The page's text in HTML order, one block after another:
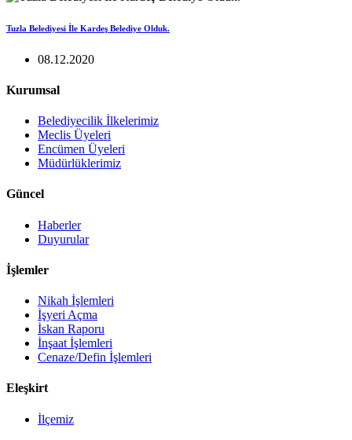
Tuzla Belediyesi İle Kardeş Belediye Olduk.
08.12.2020
Kurumsal
Belediyecilik İlkelerimiz
Meclis Üyeleri
Encümen Üyeleri
Müdürlüklerimiz
Güncel
Haberler
Duyurular
İşlemler
Nikah İşlemleri
İşyeri Açma
İskan Raporu
İnşaat İşlemleri
Cenaze/Defin İşlemleri
Eleşkirt
İlçemiz